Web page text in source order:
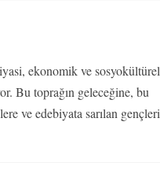
ekonomik ve sosyokültürel
Bu toprağın geleceğine, bu
ve edebiyata sarılan gençleri